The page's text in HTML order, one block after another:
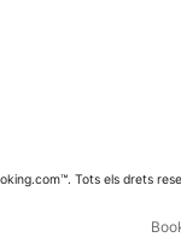
Tots els drets